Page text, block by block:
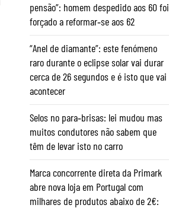
pensão”: homem despedido aos 60 foi
forçado a reformar‑se aos 62
“Anel de diamante”: este fenómeno
raro durante o eclipse solar vai durar
cerca de 26 segundos e é isto que vai
acontecer
Selos no para‑brisas: lei mudou mas
muitos condutores não sabem que
têm de levar isto no carro
Marca concorrente direta da Primark
abre nova loja em Portugal com
milhares de produtos abaixo de 2€: